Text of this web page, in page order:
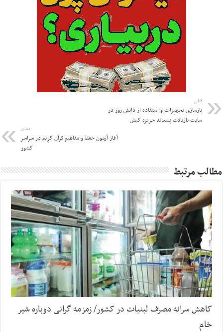
قبلی
بازسازی تجهیزات و استفاده از دانش روز در
سایت بازیافت پسماند جزیره کیش
بعدی
آغاز آزمون حفظ و مفاهیم قرآن کریم در سراسر
کشور
مطالب مرتبط
کاهش سرانه مصرف لبنیات در کشور/ زمزمه گرانی دوباره شیر
خام